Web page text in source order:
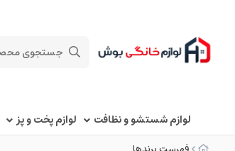
لوازم شستشو و نظافت لوازم پخت و پز